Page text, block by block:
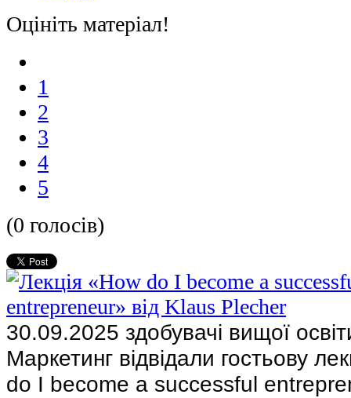
Оцініть матеріал!
1
2
3
4
5
(0 голосів)
30.09.2025 здобувачі вищої
Маркетинг відвідали гостьову
do I become a successful